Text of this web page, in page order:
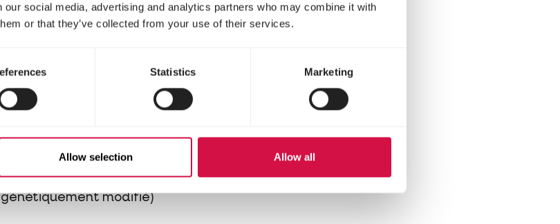
social media, advertising and analytics partners who may combine it with
or that they’ve collected from your use of their services.
Statistics Marketing
Allow selection Allow all
modifié)